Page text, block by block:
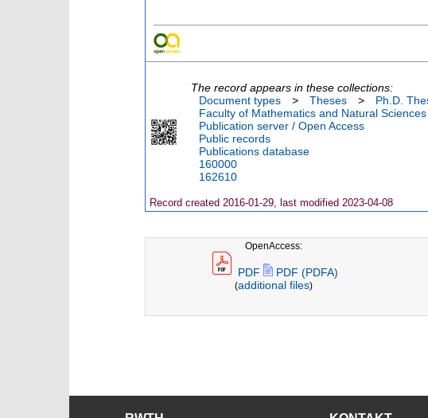
The record appears in these collections:
Document types
> Theses >
Ph.D.
Faculty of Mathematics and Natural
Publication server / Open Access
Public records
Publications database
160000
162610
Record created 2016-01-29, last modified 2023-04-08
OpenAccess:
PDF PDF (PDFA)
(additional files)